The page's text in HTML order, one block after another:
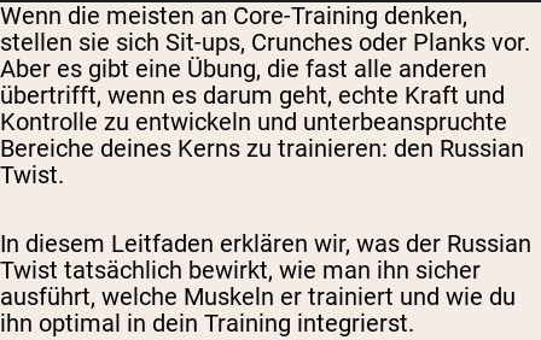
Wenn die meisten an Core-Training denken,
stellen sie sich Sit-ups, Crunches oder Planks vor.
Aber es gibt eine Übung, die fast alle anderen
übertrifft, wenn es darum geht, echte Kraft und
Kontrolle zu entwickeln und unterbeanspruchte
Bereiche deines Kerns zu trainieren: den Russian
Twist.
In diesem Leitfaden erklären wir, was der Russian
Twist tatsächlich bewirkt, wie man ihn sicher
ausführt, welche Muskeln er trainiert und wie du
ihn optimal in dein Training integrierst.